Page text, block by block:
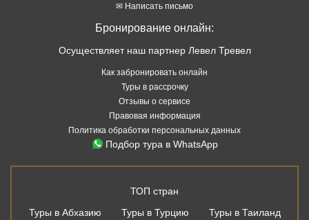
✉ Написать письмо
Бронирование онлайн:
Осуществляет наш партнер Левел Тревел
Как забронировать онлайн
Туры в рассрочку
Отзывы о сервисе
Правовая информация
Политика обработки персональных данных
Подбор тура в WhatsApp
ТОП стран
Туры в Абхазию
Туры в Турцию
Туры в Таиланд